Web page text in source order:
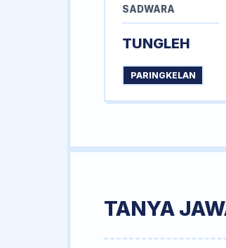
SADWARA
TUNGLEH
PARINGKELAN
TANYA